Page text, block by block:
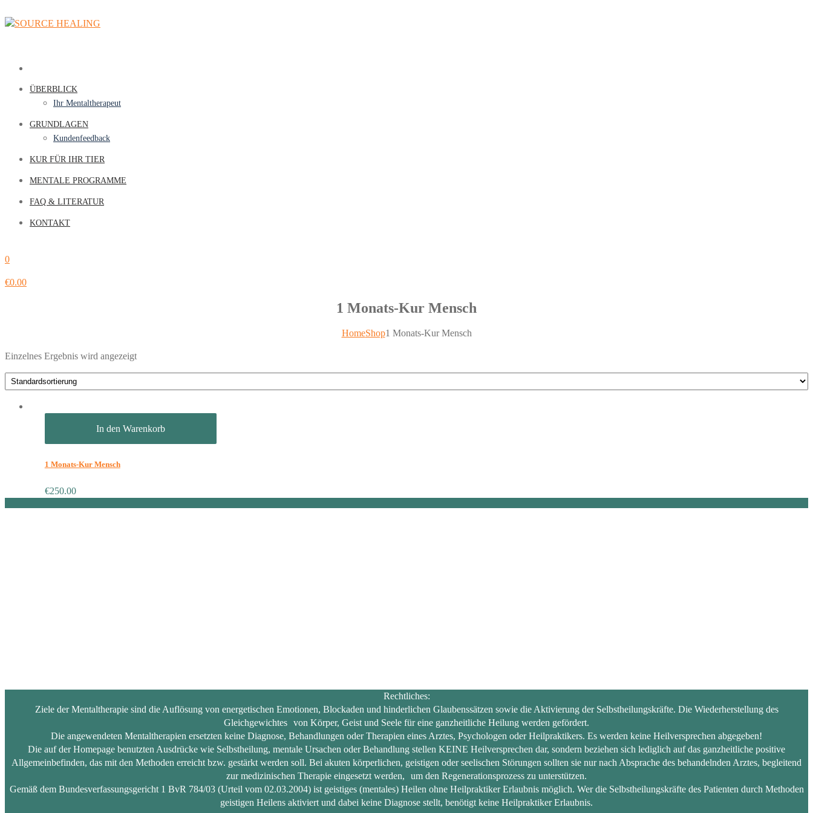
ÜBERBLICK
Ihr Mentaltherapeut
GRUNDLAGEN
Kundenfeedback
KUR FÜR IHR TIER
MENTALE PROGRAMME
FAQ & LITERATUR
KONTAKT
0
€0.00
1 Monats-Kur Mensch
HomeShop1 Monats-Kur Mensch
Einzelnes Ergebnis wird angezeigt
In den Warenkorb
1 Monats-Kur Mensch
€250.00
Rechtliches:
Ziele der Mentaltherapie sind die Auflösung von energetischen Emotionen, Blockaden und hinderlichen Glaubenssätzen sowie die Aktivierung der Selbstheilungskräfte. Die Wiederherstellung des
Gleichgewichtes von Körper, Geist und Seele für eine ganzheitliche Heilung werden gefördert.
Die angewendeten Mentaltherapien ersetzten keine Diagnose, Behandlungen oder Therapien eines Arztes, Psychologen oder Heilpraktikers. Es werden keine Heilversprechen abgegeben!
Die auf der Homepage benutzten Ausdrücke wie Selbstheilung, mentale Ursachen oder Behandlung stellen KEINE Heilversprechen dar, sondern beziehen sich lediglich auf das ganzheitliche positive
Allgemeinbefinden, das mit den Methoden erreicht bzw. gestärkt werden soll. Bei akuten körperlichen, geistigen oder seelischen Störungen sollten sie nur nach Absprache des behandelnden Arztes, begleitend
zur medizinischen Therapie eingesetzt werden, um den Regenerationsprozess zu unterstützen.
Gemäß dem Bundesverfassungsgericht 1 BvR 784/03 (Urteil vom 02.03.2004) ist geistiges (mentales) Heilen ohne Heilpraktiker Erlaubnis möglich. Wer die Selbstheilungskräfte des Patienten durch Methoden
geistigen Heilens aktiviert und dabei keine Diagnose stellt, benötigt keine Heilpraktiker Erlaubnis.